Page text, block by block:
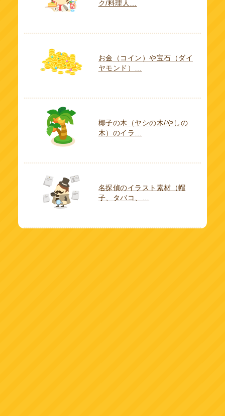
ク/料理人…
お金（コイン）や宝石（ダイ
ヤモンド）…
椰子の木（ヤシの木/やしの
木）のイラ…
名探偵のイラスト素材（帽
子、タバコ、…